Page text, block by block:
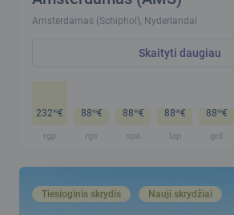
Amsterdamas (Schiphol), Nyderlandai
Skaityti daugiau
23299€
rgp
8899€
rgs
8899€
spa
8899€
lap
8899€
grd
Tiesioginis skrydis Nauji skrydžiai